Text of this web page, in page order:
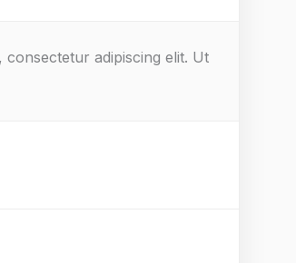
adipiscing elit. Ut